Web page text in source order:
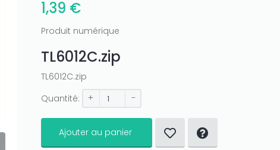
1,39 €
Produit numérique
TL6012C.zip
TL6012C.zip
Quantité:
+ -
Ajouter au panier